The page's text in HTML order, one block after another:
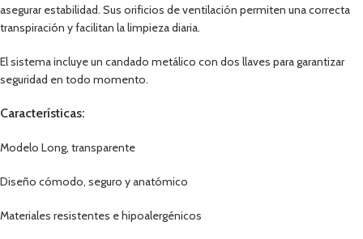
asegurar estabilidad. Sus orificios de ventilación permiten una correcta
transpiración y facilitan la limpieza diaria.
El sistema incluye un candado metálico con dos llaves para garantizar
seguridad en todo momento.
Características:
Modelo Long, transparente
Diseño cómodo, seguro y anatómico
Materiales resistentes e hipoalergénicos